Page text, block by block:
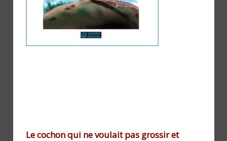
Le cochon qui ne voulait pas grossir et